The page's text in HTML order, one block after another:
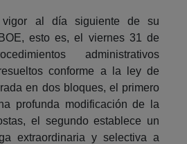
al día siguiente de su
esto es, el viernes 31 de
administrativos
conforme a la ley de
en dos bloques, el primero
profunda modificación de la
el segundo establece un
extraordinaria y selectiva a